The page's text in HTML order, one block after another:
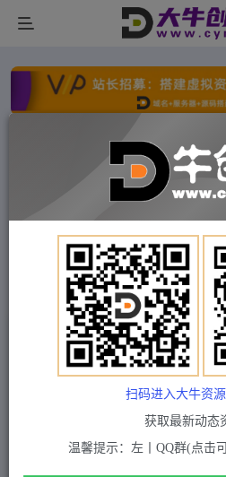
点击开通分站+
文字广告火爆招租
文字广告火爆招租
付费项目 福缘网 正文
抖音无人直播技巧专栏，不
上手（27节）
付费资源
扫码进入大牛资
获取最新动态
温馨提示：左丨QQ群(点击